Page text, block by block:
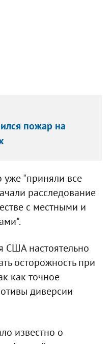
пожар на
уже "приняли все
расследование
с местными и
США настоятельно
осторожность при
как точное
диверсии
известно о